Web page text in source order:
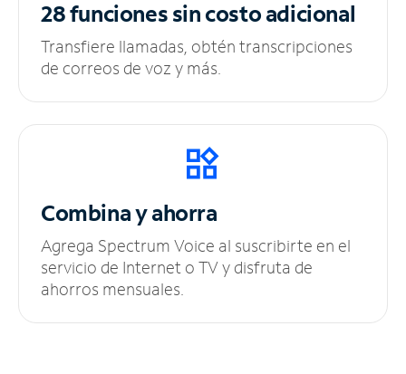
28 funciones sincosto adicional
Transfiere llamadas, obtén transcripciones
de correos de voz y más.
Combina y ahorra
Agrega Spectrum Voice al suscribirte en el
servicio de Internet o TV y disfruta de
ahorros mensuales.